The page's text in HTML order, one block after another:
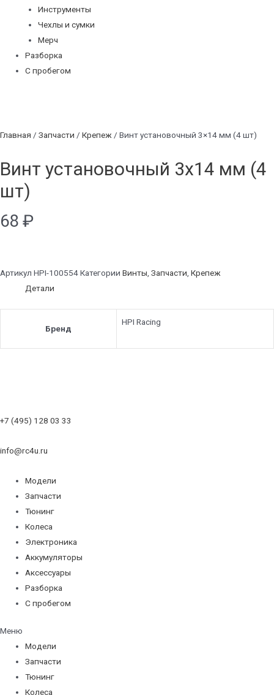
Инструменты
Чехлы и сумки
Мерч
Разборка
С пробегом
Главная / Запчасти / Крепеж / Винт установочный 3×14 мм (4 шт)
Винт установочный 3x14 мм (4
шт)
68 ₽
Артикул HPI-100554Категории Винты, Запчасти, Крепеж
Детали
Бренд
HPI Racing
+7 (495) 128 03 33
info@rc4u.ru
Модели
Запчасти
Тюнинг
Колеса
Электроника
Аккумуляторы
Аксессуары
Разборка
С пробегом
Меню
Модели
Запчасти
Тюнинг
Колеса